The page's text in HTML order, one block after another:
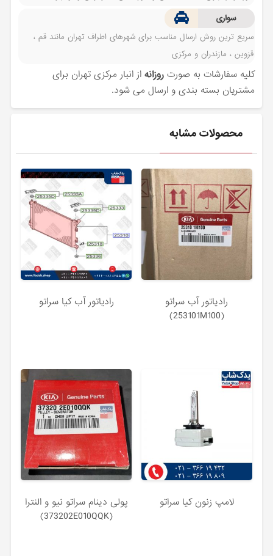
سواری
سریع ترین روش ارسال مناسب برای شهرهای اطراف تهران مانند قم ،
قزوین ، مازندران و مرکزی
کلیه سفارشات به صورتروزانه از انبار مرکزی تهران برای
مشتریان بسته بندی و ارسال می شود.
محصولات مشابه
رادياتور آب سراتو
(253101M100)
رادیاتور آب کیا سراتو
لامپ زنون کیا سراتو
پولی دينام سراتو نیو و النترا
(373202E010QQK)